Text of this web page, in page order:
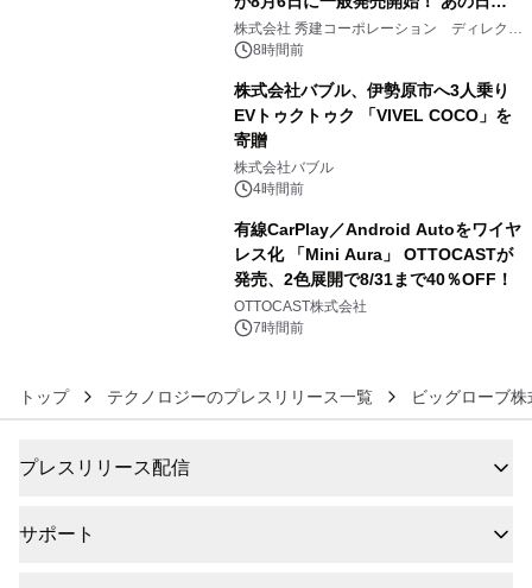
大興奮が今甦る
株式会社 秀建コーポレーション ディレクト
アートギャラリー
8時間前
株式会社バブル、伊勢原市へ3人乗り
EVトゥクトゥク 「VIVEL COCO」を
寄贈
株式会社バブル
4時間前
有線CarPlay／Android Autoをワイヤ
レス化 「Mini Aura」 OTTOCASTが
発売、2色展開で8/31まで40％OFF！
OTTOCAST株式会社
7時間前
トップ テクノロジーのプレスリリース一覧 ビッグローブ株
プレスリリース配信
サポート